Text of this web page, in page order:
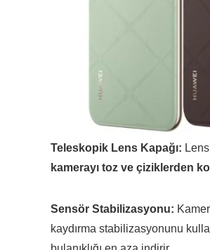
Teleskopik Lens Kapağı:
kamerayı toz ve çiziklerden
Sensör Stabilizasyonu:
kaydırma stabilizasyonunu